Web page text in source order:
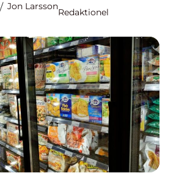
Jon Larsson
Redaktionel